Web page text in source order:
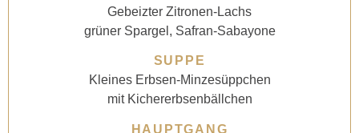
Gebeizter Zitronen-Lachs
grüner Spargel, Safran-Sabayone
SUPPE
Kleines Erbsen-Minzesüppchen
mit Kichererbsenbällchen
HAUPTGANG